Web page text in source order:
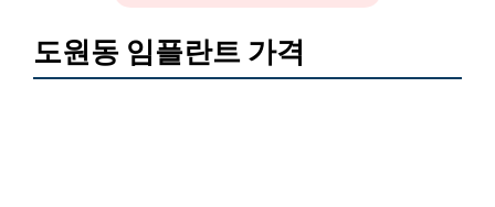
도원동 임플란트 가격